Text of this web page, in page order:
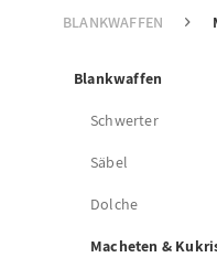
BLANKWAFFEN
Blankwaffen
Schwerter
Säbel
Dolche
Macheten &